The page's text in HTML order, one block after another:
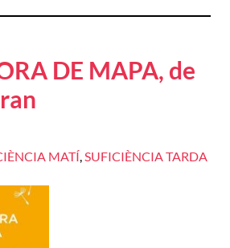
DE MAPA, de
MATÍ SUFICIÈNCIA TARDA